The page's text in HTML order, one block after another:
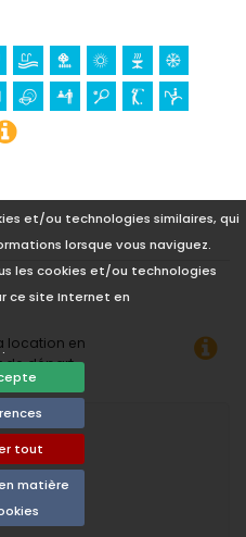
et/ou technologies similaires, qui
lorsque vous naviguez.
les cookies et/ou technologies
ce site Internet en
.
tout
matière
location en
de départ